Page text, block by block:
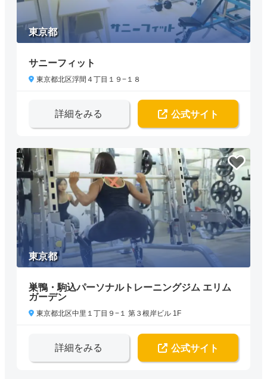
東京都
サニーフィット
東京都北区浮間４丁目１９−１８
詳細をみる 公式サイト
東京都
巣鴨・駒込パーソナルトレーニングジム エリム
ガーデン
東京都北区中里１丁目９−１ 第３根岸ビル 1F
詳細をみる 公式サイト